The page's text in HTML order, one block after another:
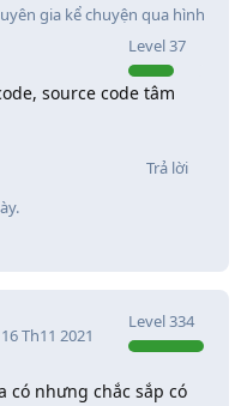
gia kể chuyện qua hình
Level37
source code tâm
Trả lời
Level334
16 Th11 2021
có nhưng chắc sắp có